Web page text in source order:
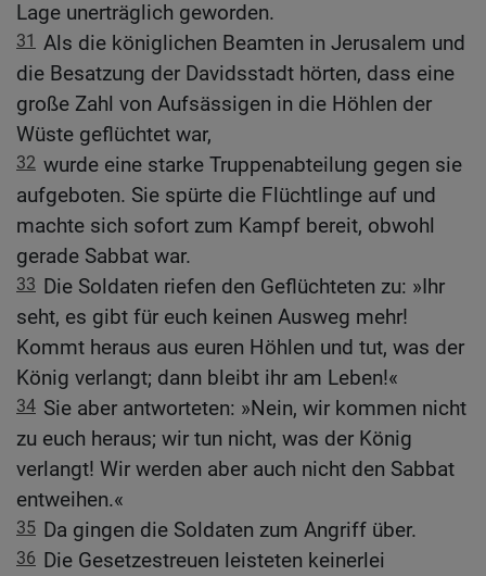
Lage unerträglich geworden.
31 Als die königlichen Beamten in Jerusalem und
die Besatzung der Davidsstadt hörten, dass eine
große Zahl von Aufsässigen in die Höhlen der
Wüste geflüchtet war,
32 wurde eine starke Truppenabteilung gegen sie
aufgeboten. Sie spürte die Flüchtlinge auf und
machte sich sofort zum Kampf bereit, obwohl
gerade Sabbat war.
33 Die Soldaten riefen den Geflüchteten zu: »Ihr
seht, es gibt für euch keinen Ausweg mehr!
Kommt heraus aus euren Höhlen und tut, was der
König verlangt; dann bleibt ihr am Leben!«
34 Sie aber antworteten: »Nein, wir kommen nicht
zu euch heraus; wir tun nicht, was der König
verlangt! Wir werden aber auch nicht den Sabbat
entweihen.«
35 Da gingen die Soldaten zum Angriff über.
36 Die Gesetzestreuen leisteten keinerlei